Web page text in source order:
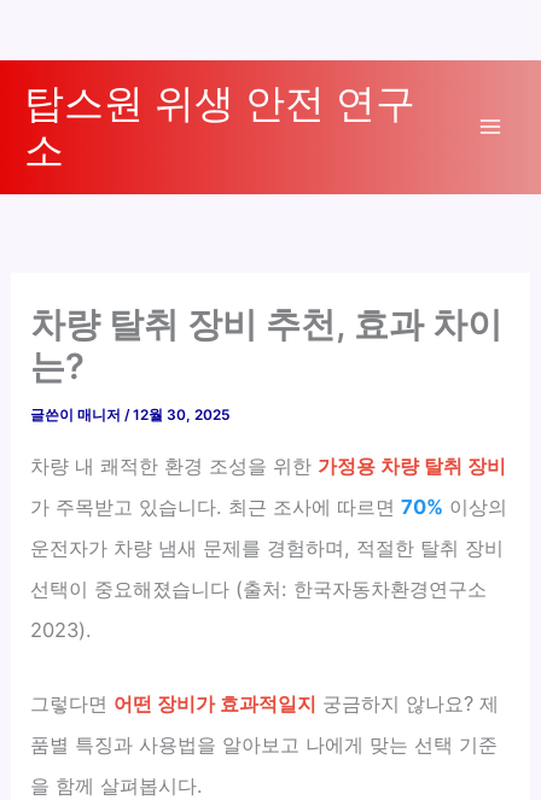
탑스원 위생 안전 연구
소
차량 탈취 장비 추천, 효과 차이
는?
글쓴이매니저/12월 30, 2025
차량 내 쾌적한 환경 조성을 위한 가정용 차량 탈취 장비
가 주목받고 있습니다. 최근 조사에 따르면70% 이상의
운전자가 차량 냄새 문제를 경험하며, 적절한 탈취 장비
선택이 중요해졌습니다 (출처: 한국자동차환경연구소
2023).
그렇다면 어떤 장비가 효과적일지 궁금하지 않나요? 제
품별 특징과 사용법을 알아보고 나에게 맞는 선택 기준
을 함께 살펴봅시다.